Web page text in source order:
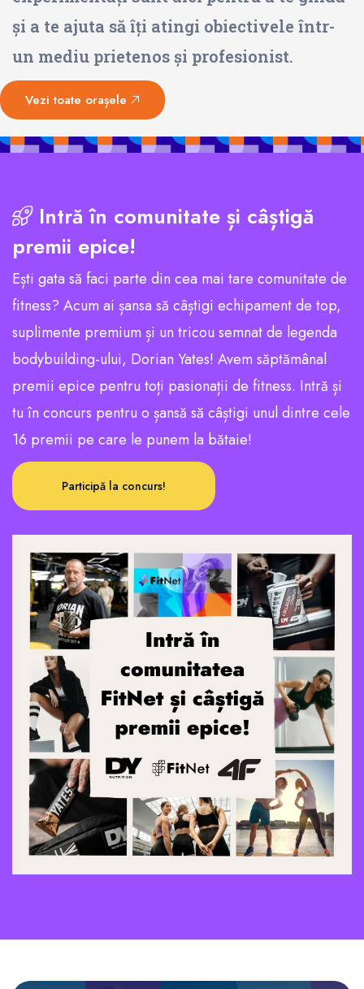
și a te ajuta să îți atingi obiectivele într-
un mediu prietenos și profesionist.
Vezi toate orașele
Intră în comunitate și câștigă
premii epice!
Ești gata să faci parte din cea mai tare comunitate de
fitness? Acum ai șansa să câștigi echipament de top,
suplimente premium și un tricou semnat de legenda
bodybuilding-ului, Dorian Yates! Avem săptămânal
premii epice pentru toți pasionații de fitness. Intră și
tu în concurs pentru o șansă să câștigi unul dintre cele
16 premii pe care le punem la bătaie!
Participă la concurs!